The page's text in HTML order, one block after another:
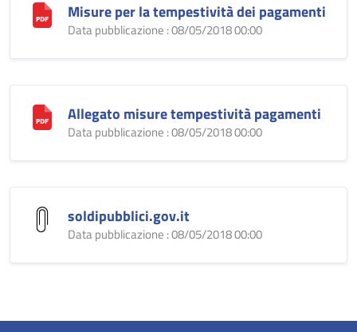
Misure per la tempestività dei pagamenti
Data pubblicazione : 08/05/2018 00:00
Allegato misure tempestività pagamenti
Data pubblicazione : 08/05/2018 00:00
soldipubblici.gov.it
Data pubblicazione : 08/05/2018 00:00